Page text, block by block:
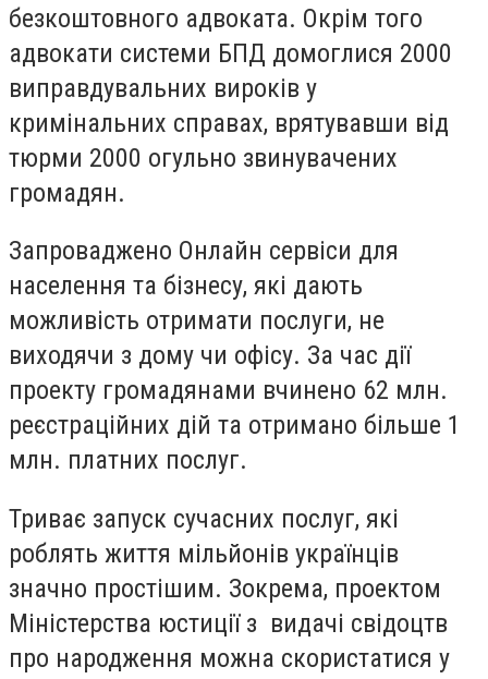
безкоштовного адвоката. Окрім того
адвокати системи БПД домоглися 2000
виправдувальних вироків у
кримінальних справах, врятувавши від
тюрми 2000 огульно звинувачених
громадян.
Запроваджено Онлайн сервіси для
населення та бізнесу, які дають
можливість отримати послуги, не
виходячи з дому чи офісу. За час дії
проекту громадянами вчинено 62 млн.
реєстраційних дій та отримано більше 1
млн. платних послуг.
Триває запуск сучасних послуг, які
роблять життя мільйонів українців
значно простішим. Зокрема, проектом
Міністерства юстиції з видачі свідоцтв
про народження можна скористатися у